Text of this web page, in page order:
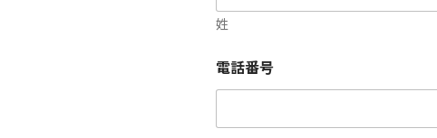
姓
電話番号